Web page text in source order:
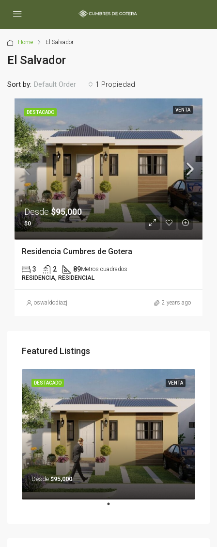
Home El Salvador
El Salvador
1 Propiedad
Sort by: Default Order
DESTACADO VENTA
Desde$95,000
$0
Residencia Cumbres de Gotera
3 2 89Metros cuadrados
RESIDENCIA, RESIDENCIAL
oswaldodiazj 2 years ago
Featured Listings
VENTA
DESTACADO
Desde$95,000